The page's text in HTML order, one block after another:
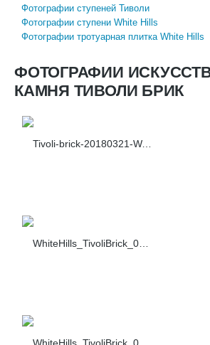
Фотографии ступеней Тиволи
Фотографии ступени White Hills
Фотографии тротуарная плитка White Hills
ФОТОГРАФИИ
КАМНЯ ТИВОЛИ БРИК
Tivoli-brick-20180321-WA0003